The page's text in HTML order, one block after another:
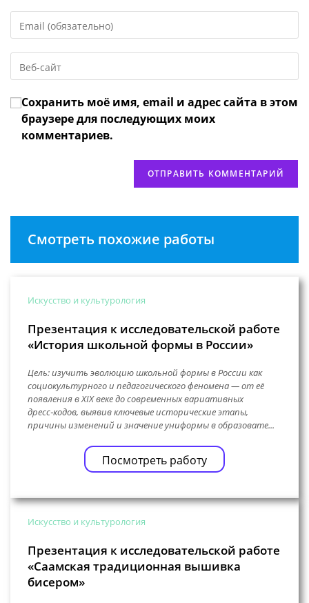
или
имя
чтобы
прокомментировать
свой
адрес,
чтобы
URL
веб-
сайта
(необязательно)
Сохранить моё имя, email и адрес сайта в этом
браузере для последующих моих
комментариев.
Смотреть похожие работы
Искусство и культурология
Презентация к исследовательской работе
«История школьной формы в России»
Цель: изучить эволюцию школьной формы в России как
социокультурного и педагогического феномена — от её
появления в XIX веке до современных вариативных
дресс‑кодов, выявив ключевые исторические этапы,
причины изменений и значение униформы в образовате...
Посмотреть работу
Искусство и культурология
Презентация к исследовательской работе
«Саамская традиционная вышивка
бисером»